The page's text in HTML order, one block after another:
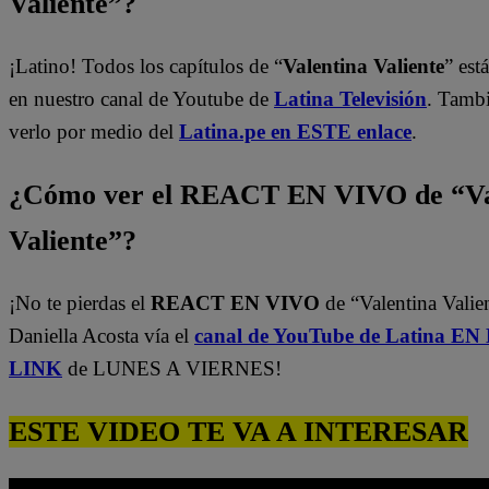
¡Latino! Todos los capítulos de “Valentina Valiente”
en nuestro canal de Youtube de Latina Televisión.
verlo por medio del Latina.pe en ESTE enlace.
¿Cómo ver el REACT EN VIVO de
Valiente”?
¡No te pierdas el REACT EN VIVO de “Valentina
Daniella Acosta vía el canal de YouTube de Latina EN
LINK de LUNES A VIERNES!
ESTE VIDEO TE VA A INTERESAR